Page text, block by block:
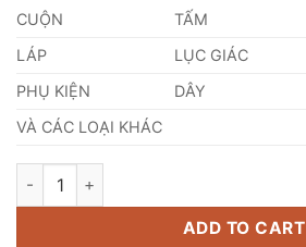
CUỘN TẤM
LÁP
LỤC GIÁC
PHỤ KIỆN
DÂY
VÀ CÁC LOẠI KHÁC
Inox Đặc Vuông 316 40mm quantity
ADD TO CART